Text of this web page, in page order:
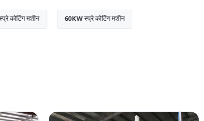
60KW स्प्रे कोटिंग मशीन